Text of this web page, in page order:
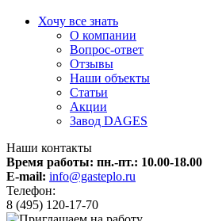
Хочу все знать
О компании
Вопрос-ответ
Отзывы
Наши объекты
Статьи
Акции
Завод DAGES
Наши контакты
Время работы: пн.-пт.: 10.00-18.00
E-mail: info@gasteplo.ru
Телефон:
8 (495) 120-17-70